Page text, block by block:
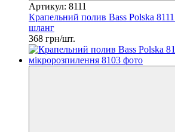
Артикул: 8111
Крапельний полив Bass Polska
шланг
368 грн/шт.